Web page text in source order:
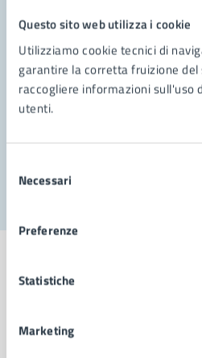
Questo sito web utilizza i cookie
Utilizziamo cookie tecnici di
garantire la corretta fruizione
raccogliere informazioni sull'uso
utenti.
delNecessari
Preferenze
Statistiche
Marketing
Leggi le domande frequenti
Richiedi assistenza
Prenota appuntamento